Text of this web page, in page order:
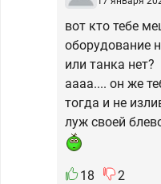
вот кто тебе
оборудование
или танка нет?
аааа.... он же
тогда и не
луж своей
18 2